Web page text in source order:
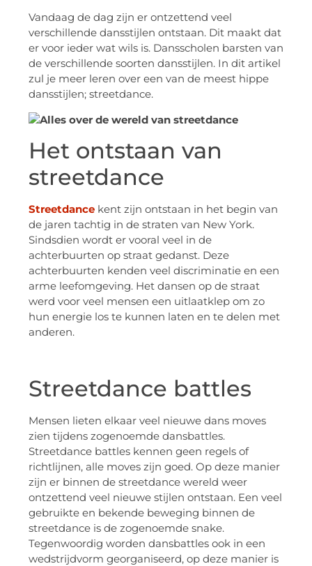
Vandaag de dag zijn er ontzettend veel
verschillende dansstijlen ontstaan. Dit maakt dat
er voor ieder wat wils is. Dansscholen barsten van
de verschillende soorten dansstijlen. In dit artikel
zul je meer leren over een van de meest hippe
dansstijlen; streetdance.
Het ontstaan van
streetdance
Streetdance kent zijn ontstaan in het begin van
de jaren tachtig in de straten van New York.
Sindsdien wordt er vooral veel in de
achterbuurten op straat gedanst. Deze
achterbuurten kenden veel discriminatie en een
arme leefomgeving. Het dansen op de straat
werd voor veel mensen een uitlaatklep om zo
hun energie los te kunnen laten en te delen met
anderen.
Streetdance battles
Mensen lieten elkaar veel nieuwe dans moves
zien tijdens zogenoemde dansbattles.
Streetdance battles kennen geen regels of
richtlijnen, alle moves zijn goed. Op deze manier
zijn er binnen de streetdance wereld weer
ontzettend veel nieuwe stijlen ontstaan. Een veel
gebruikte en bekende beweging binnen de
streetdance is de zogenoemde snake.
Tegenwoordig worden dansbattles ook in een
wedstrijdvorm georganiseerd, op deze manier is